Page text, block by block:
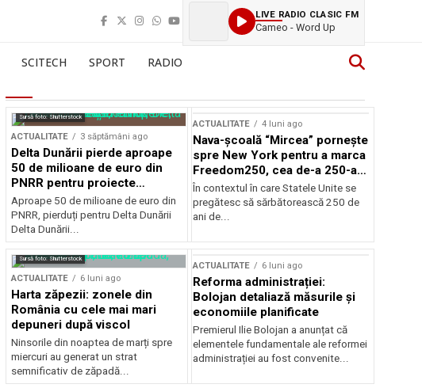
LIVE RADIO CLASIC FM
Cameo - Word Up
SCITECH SPORT RADIO
Sursă foto: Shutterstock
ACTUALITATE 3 săptămâni ago
Delta Dunării pierde aproape
50 de milioane de euro din
PNRR pentru proiecte
esențiale
Aproape 50 de milioane de euro din
PNRR, pierduți pentru Delta Dunării
Delta Dunării...
ACTUALITATE 4 luni ago
Nava-școală “Mircea” pornește
spre New York pentru a marca
Freedom250, cea de-a 250-a
aniversare a Statelor Unite
În contextul în care Statele Unite se
pregătesc să sărbătorească 250 de
ani de...
Sursă foto: Shutterstock
ACTUALITATE 6 luni ago
Harta zăpezii: zonele din
România cu cele mai mari
depuneri după viscol
Ninsorile din noaptea de marți spre
miercuri au generat un strat
semnificativ de zăpadă...
ACTUALITATE 6 luni ago
Reforma administrației:
Bolojan detaliază măsurile și
economiile planificate
Premierul Ilie Bolojan a anunțat că
elementele fundamentale ale reformei
administrației au fost convenite...